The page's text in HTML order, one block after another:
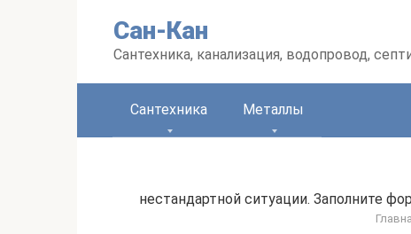
Сан-Кан
Сантехника, канализация, водопровод,
Сантехника Металлы
нестандартной ситуации. Заполните